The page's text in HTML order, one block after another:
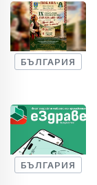
БЪЛГАРИЯ
БЪЛГАРИЯ